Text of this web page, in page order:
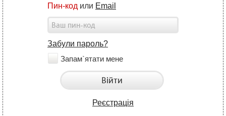
Пин-код или Email
Забули пароль?
Запам`ятати мене
Війти
Реєстрація